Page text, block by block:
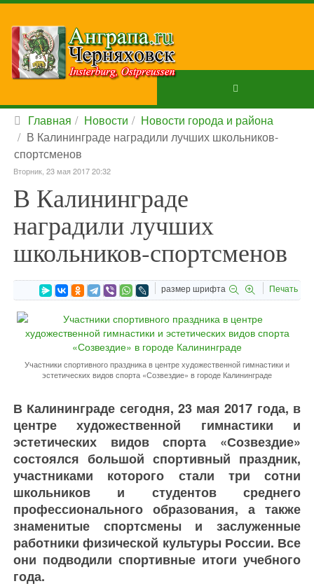
Главная Новости
Новости города и района
В Калининграде наградили лучших школьников-
спортсменов
Вторник, 23 мая 2017 20:32
В Калининграде
наградили лучших
школьников-спортсменов
размер шрифта Печать
Участники спортивного праздника в центре художественной гимнастики и
эстетических видов спорта «Созвездие» в городе Калининграде
В Калининграде сегодня, 23 мая 2017 года, в
центре художественной гимнастики и
эстетических видов спорта «Созвездие»
состоялся большой спортивный праздник,
участниками которого стали три сотни
школьников и студентов среднего
профессионального образования, а также
знаменитые спортсмены и заслуженные
работники физической культуры России. Все
они подводили спортивные итоги учебного
года.